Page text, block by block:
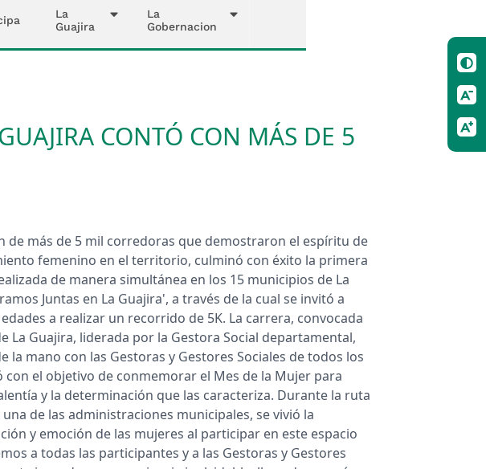
La
Guajira
La
Gobernacion
CONTÓ CON MÁS DE 5
de más de 5 mil corredoras que demostraron el espíritu de
femenino en el territorio, culminó con éxito la primera
de manera simultánea en los 15 municipios de La
Juntas en La Guajira', a través de la cual se invitó a
a realizar un recorrido de 5K. La carrera, convocada
La Guajira, liderada por la Gestora Social departamental,
la mano con las Gestoras y Gestores Sociales de todos los
con el objetivo de conmemorar el Mes de la Mujer para
y la determinación que las caracteriza. Durante la ruta
de las administraciones municipales, se vivió la
y emoción de las mujeres al participar en este espacio
a todas las participantes y a las Gestoras y Gestores